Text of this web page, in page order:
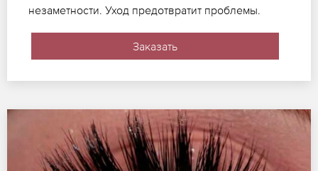
незаметности. Уход предотвратит проблемы.
Заказать